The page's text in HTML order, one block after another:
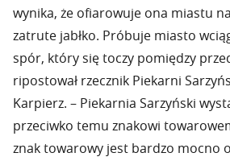
wynika, że ofiarowuje ona miastu
zatrute jabłko. Próbuje miasto
spór, który się toczy pomiędzy
ripostował rzecznik Piekarni
Karpierz. – Piekarnia Sarzyński
przeciwko temu znakowi
znak towarowy jest bardzo mocno